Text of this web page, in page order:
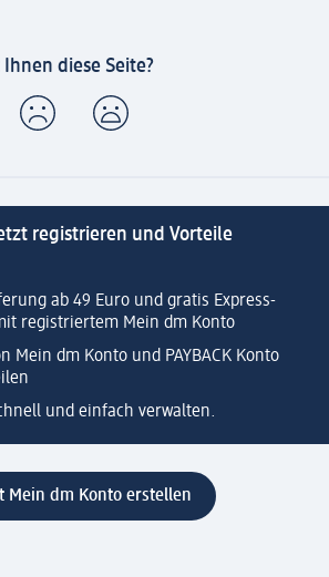
diese Seite?
registrieren und Vorteile
ab 49 Euro und gratis Express-
registriertem Mein dm Konto
Mein dm Konto und PAYBACK Konto
und einfach verwalten.
Mein dm Konto erstellen